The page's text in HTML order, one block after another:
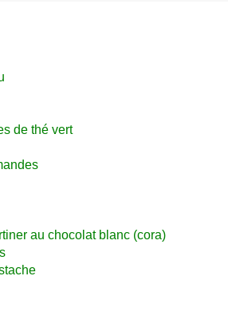
de thé vert
au chocolat blanc (cora)